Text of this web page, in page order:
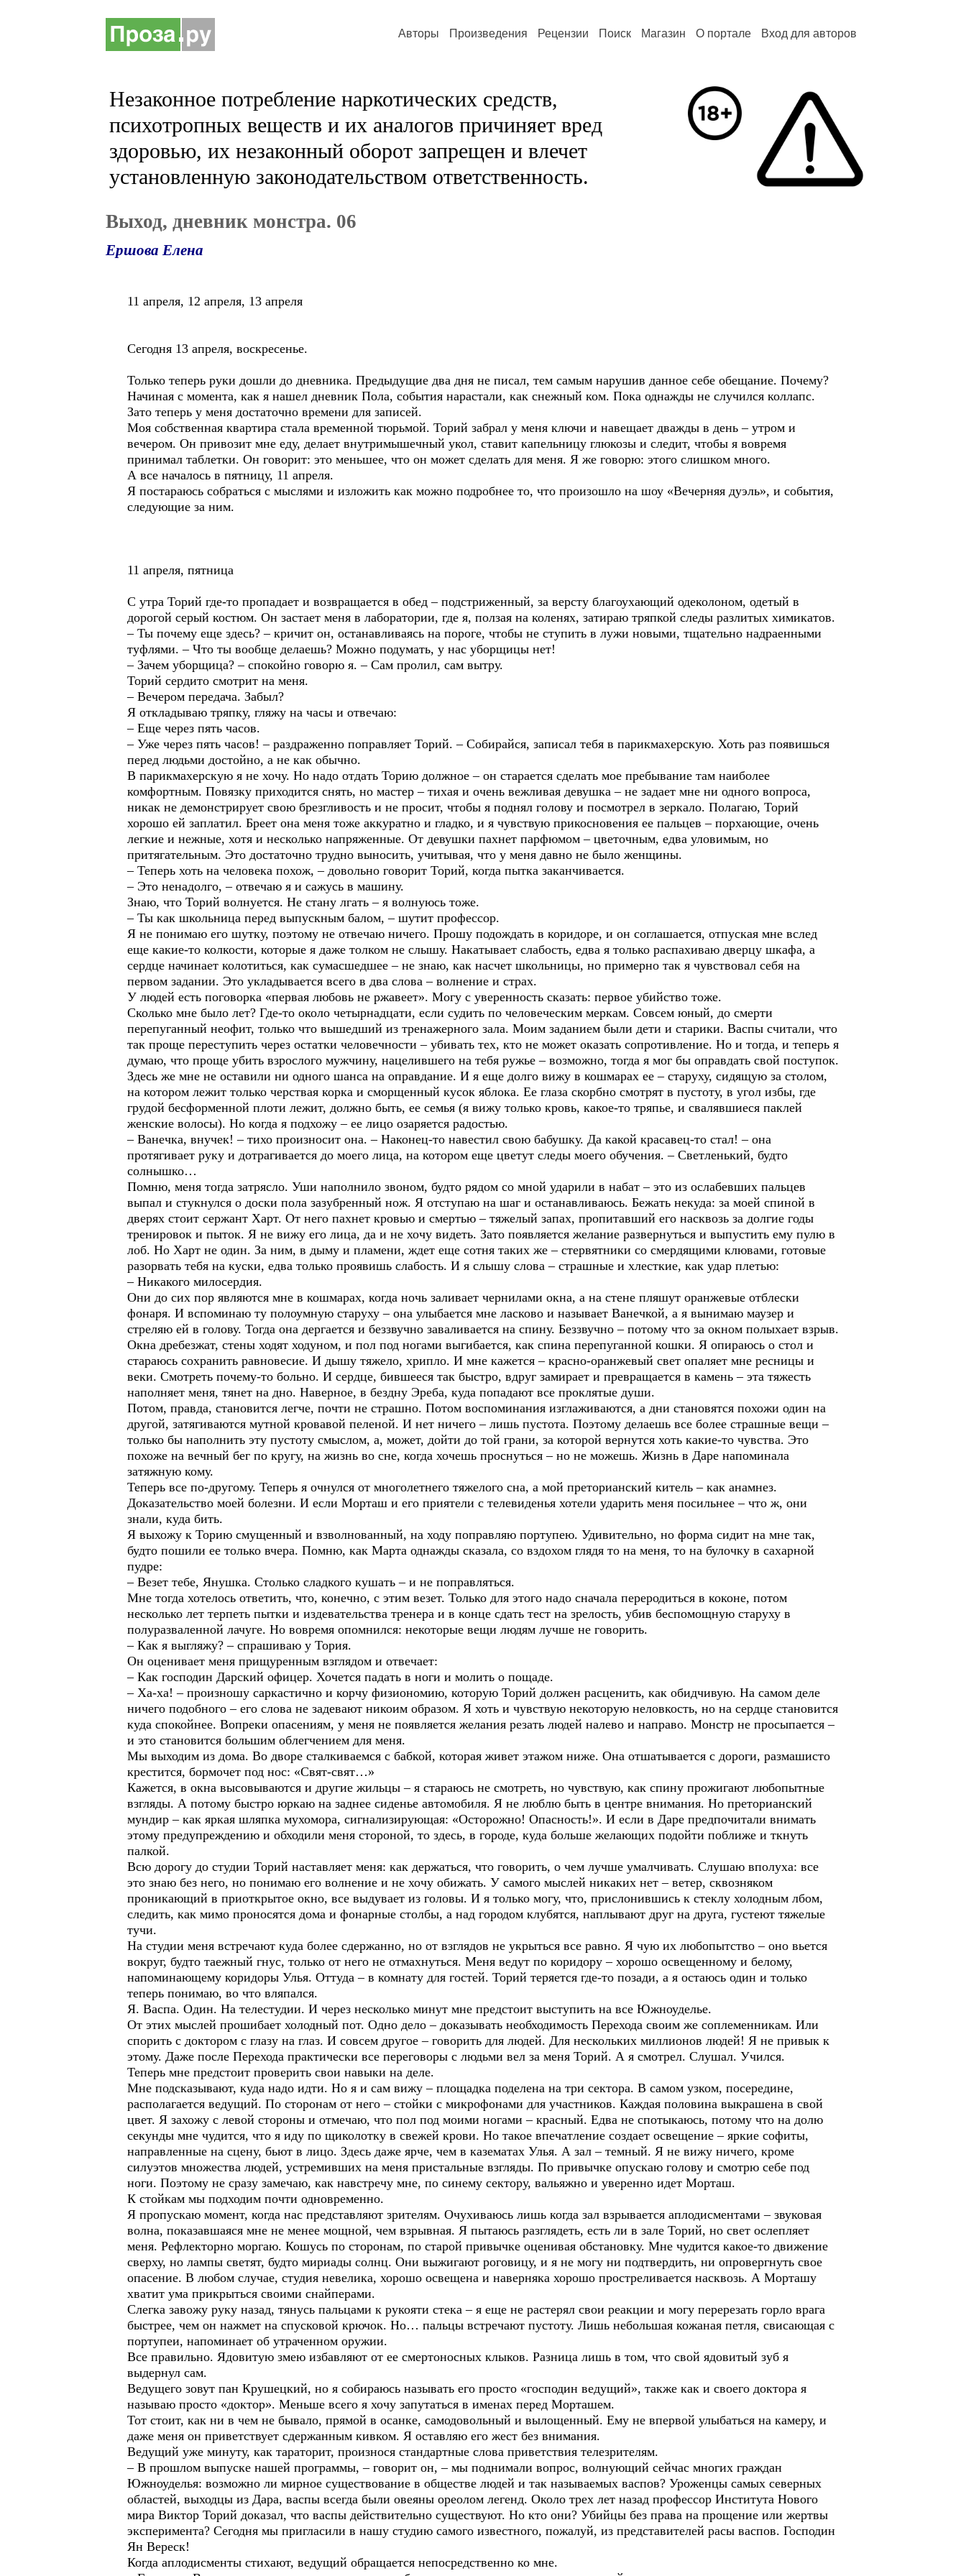
Авторы Произведения Рецензии Поиск Магазин О портале Вход для авторов
Незаконное потребление наркотических средств,
психотропных веществ и их аналогов причиняет вред
здоровью, их незаконный оборот запрещен и влечет
установленную законодательством ответственность.
Выход, дневник монстра. 06
Ершова Елена
11 апреля, 12 апреля, 13 апреля
Сегодня 13 апреля, воскресенье.
Только теперь руки дошли до дневника. Предыдущие два дня не писал, тем самым нарушив данное себе обещание. Почему?
Начиная с момента, как я нашел дневник Пола, события нарастали, как снежный ком. Пока однажды не случился коллапс.
Зато теперь у меня достаточно времени для записей.
Моя собственная квартира стала временной тюрьмой. Торий забрал у меня ключи и навещает дважды в день – утром и
вечером. Он привозит мне еду, делает внутримышечный укол, ставит капельницу глюкозы и следит, чтобы я вовремя
принимал таблетки. Он говорит: это меньшее, что он может сделать для меня. Я же говорю: этого слишком много.
А все началось в пятницу, 11 апреля.
Я постараюсь собраться с мыслями и изложить как можно подробнее то, что произошло на шоу «Вечерняя дуэль», и события,
следующие за ним.
11 апреля, пятница
С утра Торий где-то пропадает и возвращается в обед – подстриженный, за версту благоухающий одеколоном, одетый в
дорогой серый костюм. Он застает меня в лаборатории, где я, ползая на коленях, затираю тряпкой следы разлитых химикатов.
– Ты почему еще здесь? – кричит он, останавливаясь на пороге, чтобы не ступить в лужи новыми, тщательно надраенными
туфлями. – Что ты вообще делаешь? Можно подумать, у нас уборщицы нет!
– Зачем уборщица? – спокойно говорю я. – Сам пролил, сам вытру.
Торий сердито смотрит на меня.
– Вечером передача. Забыл?
Я откладываю тряпку, гляжу на часы и отвечаю:
– Еще через пять часов.
– Уже через пять часов! – раздраженно поправляет Торий. – Собирайся, записал тебя в парикмахерскую. Хоть раз появишься
перед людьми достойно, а не как обычно.
В парикмахерскую я не хочу. Но надо отдать Торию должное – он старается сделать мое пребывание там наиболее
комфортным. Повязку приходится снять, но мастер – тихая и очень вежливая девушка – не задает мне ни одного вопроса,
никак не демонстрирует свою брезгливость и не просит, чтобы я поднял голову и посмотрел в зеркало. Полагаю, Торий
хорошо ей заплатил. Бреет она меня тоже аккуратно и гладко, и я чувствую прикосновения ее пальцев – порхающие, очень
легкие и нежные, хотя и несколько напряженные. От девушки пахнет парфюмом – цветочным, едва уловимым, но
притягательным. Это достаточно трудно выносить, учитывая, что у меня давно не было женщины.
– Теперь хоть на человека похож, – довольно говорит Торий, когда пытка заканчивается.
– Это ненадолго, – отвечаю я и сажусь в машину.
Знаю, что Торий волнуется. Не стану лгать – я волнуюсь тоже.
– Ты как школьница перед выпускным балом, – шутит профессор.
Я не понимаю его шутку, поэтому не отвечаю ничего. Прошу подождать в коридоре, и он соглашается, отпуская мне вслед
еще какие-то колкости, которые я даже толком не слышу. Накатывает слабость, едва я только распахиваю дверцу шкафа, а
сердце начинает колотиться, как сумасшедшее – не знаю, как насчет школьницы, но примерно так я чувствовал себя на
первом задании. Это укладывается всего в два слова – волнение и страх.
У людей есть поговорка «первая любовь не ржавеет». Могу с уверенность сказать: первое убийство тоже.
Сколько мне было лет? Где-то около четырнадцати, если судить по человеческим меркам. Совсем юный, до смерти
перепуганный неофит, только что вышедший из тренажерного зала. Моим заданием были дети и старики. Васпы считали, что
так проще переступить через остатки человечности – убивать тех, кто не может оказать сопротивление. Но и тогда, и теперь я
думаю, что проще убить взрослого мужчину, нацелившего на тебя ружье – возможно, тогда я мог бы оправдать свой поступок.
Здесь же мне не оставили ни одного шанса на оправдание. И я еще долго вижу в кошмарах ее – старуху, сидящую за столом,
на котором лежит только черствая корка и сморщенный кусок яблока. Ее глаза скорбно смотрят в пустоту, в угол избы, где
грудой бесформенной плоти лежит, должно быть, ее семья (я вижу только кровь, какое-то тряпье, и свалявшиеся паклей
женские волосы). Но когда я подхожу – ее лицо озаряется радостью.
– Ванечка, внучек! – тихо произносит она. – Наконец-то навестил свою бабушку. Да какой красавец-то стал! – она
протягивает руку и дотрагивается до моего лица, на котором еще цветут следы моего обучения. – Светленький, будто
солнышко…
Помню, меня тогда затрясло. Уши наполнило звоном, будто рядом со мной ударили в набат – это из ослабевших пальцев
выпал и стукнулся о доски пола зазубренный нож. Я отступаю на шаг и останавливаюсь. Бежать некуда: за моей спиной в
дверях стоит сержант Харт. От него пахнет кровью и смертью – тяжелый запах, пропитавший его насквозь за долгие годы
тренировок и пыток. Я не вижу его лица, да и не хочу видеть. Зато появляется желание развернуться и выпустить ему пулю в
лоб. Но Харт не один. За ним, в дыму и пламени, ждет еще сотня таких же – стервятники со смердящими клювами, готовые
разорвать тебя на куски, едва только проявишь слабость. И я слышу слова – страшные и хлесткие, как удар плетью:
– Никакого милосердия.
Они до сих пор являются мне в кошмарах, когда ночь заливает чернилами окна, а на стене пляшут оранжевые отблески
фонаря. И вспоминаю ту полоумную старуху – она улыбается мне ласково и называет Ванечкой, а я вынимаю маузер и
стреляю ей в голову. Тогда она дергается и беззвучно заваливается на спину. Беззвучно – потому что за окном полыхает взрыв.
Окна дребезжат, стены ходят ходуном, и пол под ногами выгибается, как спина перепуганной кошки. Я опираюсь о стол и
стараюсь сохранить равновесие. И дышу тяжело, хрипло. И мне кажется – красно-оранжевый свет опаляет мне ресницы и
веки. Смотреть почему-то больно. И сердце, бившееся так быстро, вдруг замирает и превращается в камень – эта тяжесть
наполняет меня, тянет на дно. Наверное, в бездну Эреба, куда попадают все проклятые души.
Потом, правда, становится легче, почти не страшно. Потом воспоминания изглаживаются, а дни становятся похожи один на
другой, затягиваются мутной кровавой пеленой. И нет ничего – лишь пустота. Поэтому делаешь все более страшные вещи –
только бы наполнить эту пустоту смыслом, а, может, дойти до той грани, за которой вернутся хоть какие-то чувства. Это
похоже на вечный бег по кругу, на жизнь во сне, когда хочешь проснуться – но не можешь. Жизнь в Даре напоминала
затяжную кому.
Теперь все по-другому. Теперь я очнулся от многолетнего тяжелого сна, а мой преторианский китель – как анамнез.
Доказательство моей болезни. И если Морташ и его приятели с телевиденья хотели ударить меня посильнее – что ж, они
знали, куда бить.
Я выхожу к Торию смущенный и взволнованный, на ходу поправляю портупею. Удивительно, но форма сидит на мне так,
будто пошили ее только вчера. Помню, как Марта однажды сказала, со вздохом глядя то на меня, то на булочку в сахарной
пудре:
– Везет тебе, Янушка. Столько сладкого кушать – и не поправляться.
Мне тогда хотелось ответить, что, конечно, с этим везет. Только для этого надо сначала переродиться в коконе, потом
несколько лет терпеть пытки и издевательства тренера и в конце сдать тест на зрелость, убив беспомощную старуху в
полуразваленной лачуге. Но вовремя опомнился: некоторые вещи людям лучше не говорить.
– Как я выгляжу? – спрашиваю у Тория.
Он оценивает меня прищуренным взглядом и отвечает:
– Как господин Дарский офицер. Хочется падать в ноги и молить о пощаде.
– Ха-ха! – произношу саркастично и корчу физиономию, которую Торий должен расценить, как обидчивую. На самом деле
ничего подобного – его слова не задевают никоим образом. Я хоть и чувствую некоторую неловкость, но на сердце становится
куда спокойнее. Вопреки опасениям, у меня не появляется желания резать людей налево и направо. Монстр не просыпается –
и это становится большим облегчением для меня.
Мы выходим из дома. Во дворе сталкиваемся с бабкой, которая живет этажом ниже. Она отшатывается с дороги, размашисто
крестится, бормочет под нос: «Свят-свят…»
Кажется, в окна высовываются и другие жильцы – я стараюсь не смотреть, но чувствую, как спину прожигают любопытные
взгляды. А потому быстро юркаю на заднее сиденье автомобиля. Я не люблю быть в центре внимания. Но преторианский
мундир – как яркая шляпка мухомора, сигнализирующая: «Осторожно! Опасность!». И если в Даре предпочитали внимать
этому предупреждению и обходили меня стороной, то здесь, в городе, куда больше желающих подойти поближе и ткнуть
палкой.
Всю дорогу до студии Торий наставляет меня: как держаться, что говорить, о чем лучше умалчивать. Слушаю вполуха: все
это знаю без него, но понимаю его волнение и не хочу обижать. У самого мыслей никаких нет – ветер, сквозняком
проникающий в приоткрытое окно, все выдувает из головы. И я только могу, что, прислонившись к стеклу холодным лбом,
следить, как мимо проносятся дома и фонарные столбы, а над городом клубятся, наплывают друг на друга, густеют тяжелые
тучи.
На студии меня встречают куда более сдержанно, но от взглядов не укрыться все равно. Я чую их любопытство – оно вьется
вокруг, будто таежный гнус, только от него не отмахнуться. Меня ведут по коридору – хорошо освещенному и белому,
напоминающему коридоры Улья. Оттуда – в комнату для гостей. Торий теряется где-то позади, а я остаюсь один и только
теперь понимаю, во что вляпался.
Я. Васпа. Один. На телестудии. И через несколько минут мне предстоит выступить на все Южноуделье.
От этих мыслей прошибает холодный пот. Одно дело – доказывать необходимость Перехода своим же соплеменникам. Или
спорить с доктором с глазу на глаз. И совсем другое – говорить для людей. Для нескольких миллионов людей! Я не привык к
этому. Даже после Перехода практически все переговоры с людьми вел за меня Торий. А я смотрел. Слушал. Учился.
Теперь мне предстоит проверить свои навыки на деле.
Мне подсказывают, куда надо идти. Но я и сам вижу – площадка поделена на три сектора. В самом узком, посередине,
располагается ведущий. По сторонам от него – стойки с микрофонами для участников. Каждая половина выкрашена в свой
цвет. Я захожу с левой стороны и отмечаю, что пол под моими ногами – красный. Едва не спотыкаюсь, потому что на долю
секунды мне чудится, что я иду по щиколотку в свежей крови. Но такое впечатление создает освещение – яркие софиты,
направленные на сцену, бьют в лицо. Здесь даже ярче, чем в казематах Улья. А зал – темный. Я не вижу ничего, кроме
силуэтов множества людей, устремивших на меня пристальные взгляды. По привычке опускаю голову и смотрю себе под
ноги. Поэтому не сразу замечаю, как навстречу мне, по синему сектору, вальяжно и уверенно идет Морташ.
К стойкам мы подходим почти одновременно.
Я пропускаю момент, когда нас представляют зрителям. Очухиваюсь лишь когда зал взрывается аплодисментами – звуковая
волна, показавшаяся мне не менее мощной, чем взрывная. Я пытаюсь разглядеть, есть ли в зале Торий, но свет ослепляет
меня. Рефлекторно моргаю. Кошусь по сторонам, по старой привычке оценивая обстановку. Мне чудится какое-то движение
сверху, но лампы светят, будто мириады солнц. Они выжигают роговицу, и я не могу ни подтвердить, ни опровергнуть свое
опасение. В любом случае, студия невелика, хорошо освещена и наверняка хорошо простреливается насквозь. А Морташу
хватит ума прикрыться своими снайперами.
Слегка завожу руку назад, тянусь пальцами к рукояти стека – я еще не растерял свои реакции и могу перерезать горло врага
быстрее, чем он нажмет на спусковой крючок. Но… пальцы встречают пустоту. Лишь небольшая кожаная петля, свисающая с
портупеи, напоминает об утраченном оружии.
Все правильно. Ядовитую змею избавляют от ее смертоносных клыков. Разница лишь в том, что свой ядовитый зуб я
выдернул сам.
Ведущего зовут пан Крушецкий, но я собираюсь называть его просто «господин ведущий», также как и своего доктора я
называю просто «доктор». Меньше всего я хочу запутаться в именах перед Морташем.
Тот стоит, как ни в чем не бывало, прямой в осанке, самодовольный и вылощенный. Ему не впервой улыбаться на камеру, и
даже меня он приветствует сдержанным кивком. Я оставляю его жест без внимания.
Ведущий уже минуту, как тараторит, произнося стандартные слова приветствия телезрителям.
– В прошлом выпуске нашей программы, – говорит он, – мы поднимали вопрос, волнующий сейчас многих граждан
Южноуделья: возможно ли мирное существование в обществе людей и так называемых васпов? Уроженцы самых северных
областей, выходцы из Дара, васпы всегда были овеяны ореолом легенд. Около трех лет назад профессор Института Нового
мира Виктор Торий доказал, что васпы действительно существуют. Но кто они? Убийцы без права на прощение или жертвы
эксперимента? Сегодня мы пригласили в нашу студию самого известного, пожалуй, из представителей расы васпов. Господин
Ян Вереск!
Когда аплодисменты стихают, ведущий обращается непосредственно ко мне.